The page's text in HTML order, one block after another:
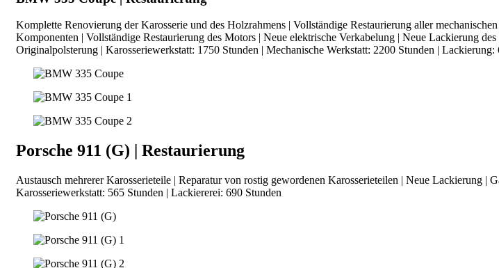
Komplette Renovierung der Karosserie und des Holzrahmens | Vollständige Restaurierung aller
Komponenten | Vollständige Restaurierung des Motors | Neue elektrische Verkabelung | Neue Lackierung
Originalpolsterung | Karosseriewerkstatt: 1750 Stunden | Mechanische Werkstatt: 2200 Stunden | Lackierung:
Porsche 911 (G) | Restaurierung
Austausch mehrerer Karosserieteile | Reparatur von rostig gewordenen Karosserieteilen | Neue Lackierung |
Karosseriewerkstatt: 565 Stunden | Lackiererei: 690 Stunden